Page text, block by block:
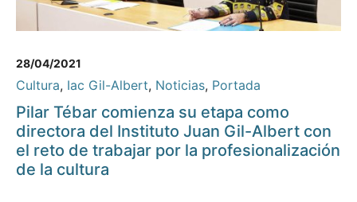
28/04/2021
Cultura, Iac Gil-Albert, Noticias, Portada
Pilar Tébar comienza su etapa como
directora del Instituto Juan Gil-Albert con
el reto de trabajar por la profesionalización
de la cultura